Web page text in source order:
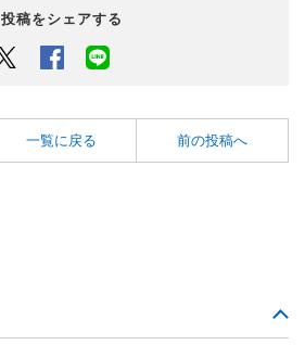
投稿をシェアする
Twitter Facebook
一覧に戻る 前の投稿へ